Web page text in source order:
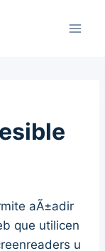
aÃ±adir
que utilicen
u